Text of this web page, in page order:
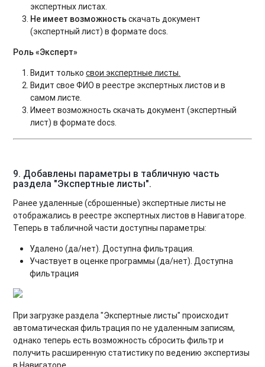
экспертных листах.
Не имеет возможностьскачать документ
(экспертный лист) в формате docs.
Роль «Эксперт»
Видит толькосвои экспертные листы.
Видит свое ФИО в реестре экспертных листов и в
самом листе.
Имеет возможность скачать документ (экспертный
лист) в формате docs.
9. Добавлены параметры в табличную часть
раздела "Экспертные листы".
Ранее удаленные (сброшенные) экспертные листы не
отображались в реестре экспертных листов в Навигаторе.
Теперь в табличной части доступны параметры:
Удалено (да/нет). Доступна фильтрация.
Участвует в оценке программы (да/нет). Доступна
фильтрация
При загрузке раздела "Экспертные листы" происходит
автоматическая фильтрация по не удаленным записям,
однако теперь есть возможность сбросить фильтр и
получить расширенную статистику по ведению экспертизы